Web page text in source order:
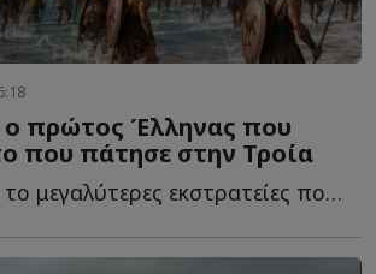
ο πρώτος Έλληνας που
που πάτησε στην Τροία
Είναι μια από το μεγαλύτερες εκστρατείες που οργανώθηκε π...